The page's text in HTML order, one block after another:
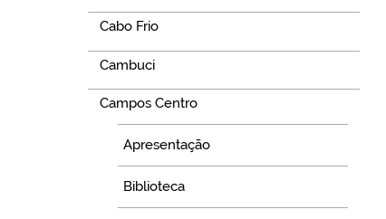
Cabo Frio
Cambuci
Campos Centro
Apresentação
Biblioteca